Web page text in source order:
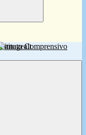
Istituto Comprensivo